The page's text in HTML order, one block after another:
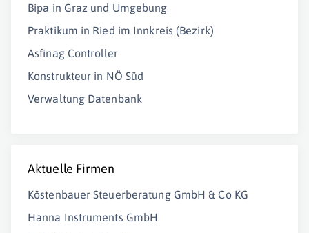
Bipa in Graz und Umgebung
Praktikum in Ried im Innkreis (Bezirk)
Asfinag Controller
Konstrukteur in NÖ Süd
Verwaltung Datenbank
Aktuelle Firmen
Köstenbauer Steuerberatung GmbH & Co KG
Hanna Instruments GmbH